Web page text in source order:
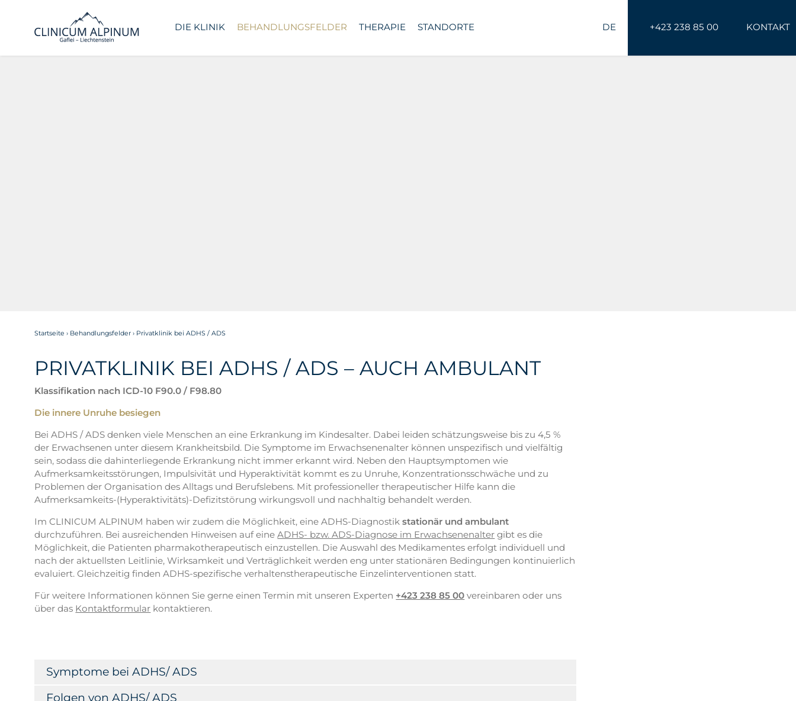
DE +423 238 85 00 KONTAKT
DIE KLINIK BEHANDLUNGSFELDER THERAPIE STANDORTE
Startseite › Behandlungsfelder › Privatklinik bei ADHS / ADS
PRIVATKLINIK BEI ADHS / ADS – AUCH AMBULANT
Klassifikation nach ICD-10 F90.0 / F98.80
Die innere Unruhe besiegen
Bei ADHS / ADS denken viele Menschen an eine Erkrankung im Kindesalter. Dabei leiden schätzungsweise bis zu 4,5 %
der Erwachsenen unter diesem Krankheitsbild. Die Symptome im Erwachsenenalter können unspezifisch und vielfältig
sein, sodass die dahinterliegende Erkrankung nicht immer erkannt wird. Neben den Hauptsymptomen wie
Aufmerksamkeitsstörungen, Impulsivität und Hyperaktivität kommt es zu Unruhe, Konzentrationsschwäche und zu
Problemen der Organisation des Alltags und Berufslebens. Mit professioneller therapeutischer Hilfe kann die
Aufmerksamkeits-(Hyperaktivitäts)-Defizitstörung wirkungsvoll und nachhaltig behandelt werden.
Im CLINICUM ALPINUM haben wir zudem die Möglichkeit, eine ADHS-Diagnostikstationär und ambulant
durchzuführen. Bei ausreichenden Hinweisen auf eineADHS- bzw. ADS-Diagnose im Erwachsenenalter gibt es die
Möglichkeit, die Patienten pharmakotherapeutisch einzustellen. Die Auswahl des Medikamentes erfolgt individuell und
nach der aktuellsten Leitlinie, Wirksamkeit und Verträglichkeit werden eng unter stationären Bedingungen kontinuierlich
evaluiert. Gleichzeitig finden ADHS-spezifische verhaltenstherapeutische Einzelinterventionen statt.
Für weitere Informationen können Sie gerne einen Termin mit unseren Experten +423 238 85 00 vereinbaren oder uns
über das Kontaktformular kontaktieren.
Symptome bei ADHS/ ADS
Folgen von ADHS/ ADS